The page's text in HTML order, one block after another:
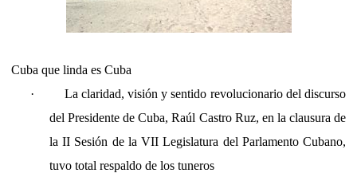
Cuba que linda es Cuba
·
La claridad, visión y sentido revolucionario del discurso
del Presidente de Cuba, Raúl Castro Ruz, en la clausura de
la II Sesión de la VII Legislatura del Parlamento Cubano,
tuvo total respaldo de los tuneros